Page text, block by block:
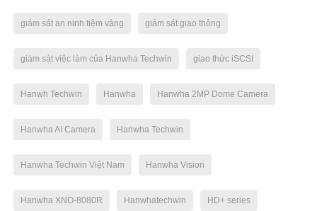
giám sát an ninh tiệm vàng giám sát giao thông
giám sát việc làm của Hanwha Techwin giao thức iSCSI
Hanwh Techwin Hanwha Hanwha 2MP Dome Camera
Hanwha AI Camera Hanwha Techwin
Hanwha Techwin Việt Nam Hanwha Vision
Hanwha XNO-8080R Hanwhatechwin HD+ series